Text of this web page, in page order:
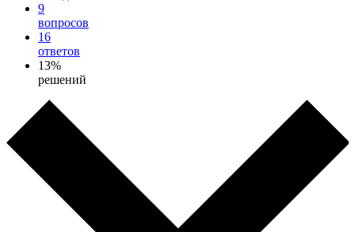
9
вопросов
16
ответов
13%
решений